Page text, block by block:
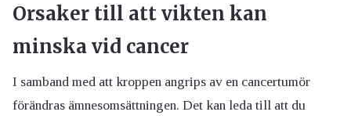
Orsaker till att vikten kan
minska vid cancer
I samband med att kroppen angrips av en cancertumör
förändras ämnesomsättningen. Det kan leda till att du